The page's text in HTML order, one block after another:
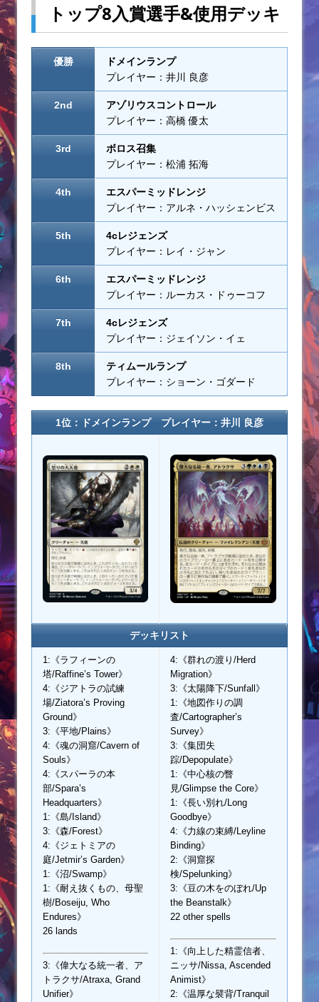
トップ8入賞選手&使用デッキ
優勝
ドメインランプ
プレイヤー：井川 良彦
2nd
アゾリウスコントロール
プレイヤー：高橋 優太
3rd
ボロス召集
プレイヤー：松浦 拓海
4th
エスパーミッドレンジ
プレイヤー：アルネ・ハッシェンビス
5th
4cレジェンズ
プレイヤー：レイ・ジャン
6th
エスパーミッドレンジ
プレイヤー：ルーカス・ドゥーコフ
7th
4cレジェンズ
プレイヤー：ジェイソン・イェ
8th
ティムールランプ
プレイヤー：ショーン・ゴダード
1位：ドメインランプ プレイヤー： 井川 良彦
デッキリスト
1:《ラフィーンの
塔/Raffine’s Tower》
4:《ジアトラの試練
場/Ziatora’s Proving
Ground》
3:《平地/Plains》
4:《魂の洞窟/Cavern of
Souls》
4:《スパーラの本
部/Spara’s
Headquarters》
1:《島/Island》
3:《森/Forest》
4:《ジェトミアの
庭/Jetmir’s Garden》
1:《沼/Swamp》
1:《耐え抜くもの、母聖
樹/Boseiju, Who
Endures》
26 lands
3:《偉大なる統一者、ア
トラクサ/Atraxa, Grand
Unifier》
4:《群れの渡り/Herd
Migration》
3:《太陽降下/Sunfall》
1:《地図作りの調
査/Cartographer’s
Survey》
3:《集団失
踪/Depopulate》
1:《中心核の瞥
見/Glimpse the Core》
1:《長い別れ/Long
Goodbye》
4:《力線の束縛/Leyline
Binding》
2:《洞窟探
検/Spelunking》
3:《豆の木をのぼれ/Up
the Beanstalk》
22 other spells
1:《向上した精霊信者、
ニッサ/Nissa, Ascended
Animist》
2:《温厚な襞背/Tranquil